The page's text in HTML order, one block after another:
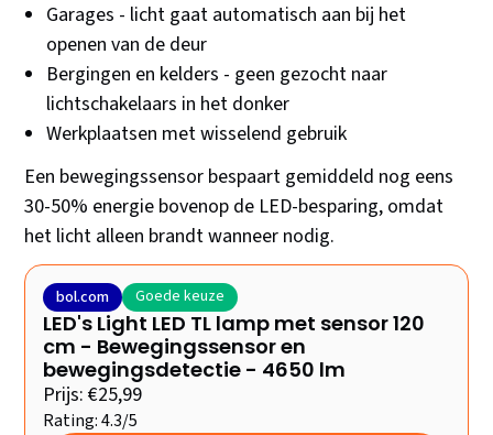
Garages - licht gaat automatisch aan bij het
openen van de deur
Bergingen en kelders - geen gezocht naar
lichtschakelaars in het donker
Werkplaatsen met wisselend gebruik
Een bewegingssensor bespaart gemiddeld nog eens
30-50% energie bovenop de LED-besparing, omdat
het licht alleen brandt wanneer nodig.
bol.com Goede keuze
LED's Light LED TL lamp met sensor 120
cm - Bewegingssensor en
bewegingsdetectie - 4650 lm
Prijs: €25,99
Rating: 4.3/5